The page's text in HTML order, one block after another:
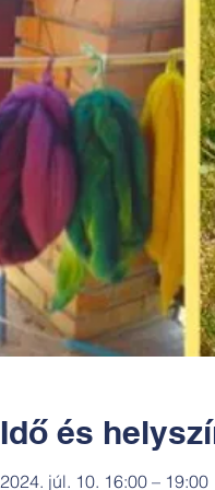
Idő és
2024. júl. 10. 16:00 – 19:00